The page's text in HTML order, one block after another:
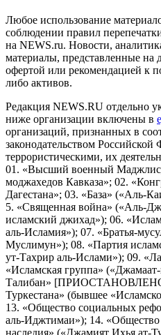
Любое использование
соблюдении правил
на NEWS.ru. Новости,
материалы, представленные на
офертой или рекомендацией к
либо активов.
Редакция NEWS.RU отдельно
ниже организации включены в
организаций, признанных в
законодательством Российской
террористическими, их
01. «Высший военный
моджахедов Кавказа»; 02.
Дагестана»; 03. «База» («Аль-
5. «Священная война» («Аль-
исламский джихад»); 06.
аль-Исламия»); 07. «Братья-
Муслимун»); 08. «Партия
ут-Тахрир аль-Ислами»); 09.
«Исламская группа»
Талибан»
Туркестана» (бывшее
13. «Общество социальных
аль-Иджтимаи»); 14. «Общество
наследия» («Джамият Ихья ат-